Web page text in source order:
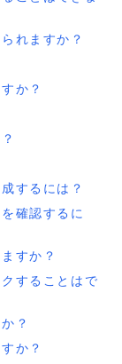
れますか？
か？
するには？
確認するに
すか？
することはで
？
か？